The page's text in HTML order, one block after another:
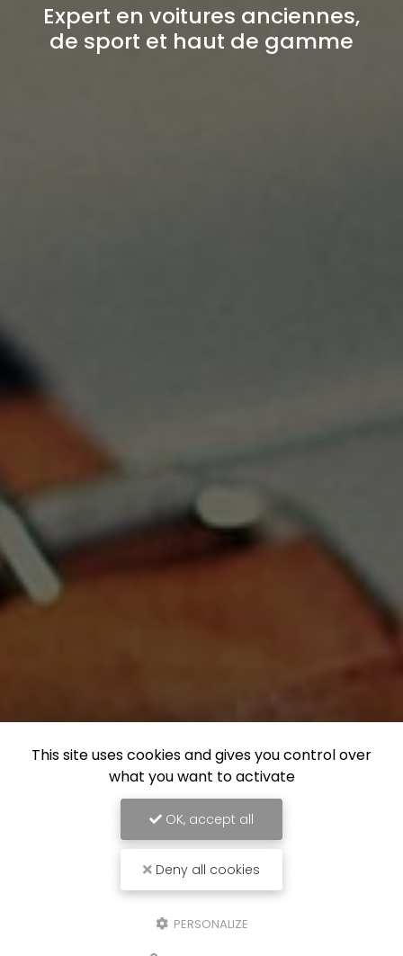
Expert en voitures anciennes,
de sport et haut de gamme
This site uses cookies and gives you control over
what you want to activate
OK, accept all
Deny all cookies
PERSONALIZE